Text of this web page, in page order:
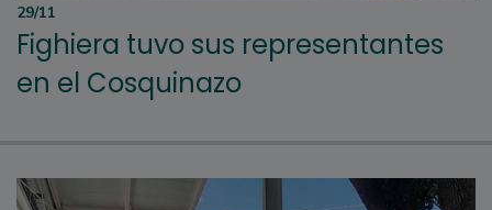
29/11
Fighiera tuvo sus representantes
en el Cosquinazo